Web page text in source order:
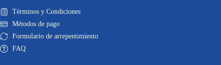
Términos y Condiciones
Métodos de pago
Formulario de arrepentimiento
FAQ